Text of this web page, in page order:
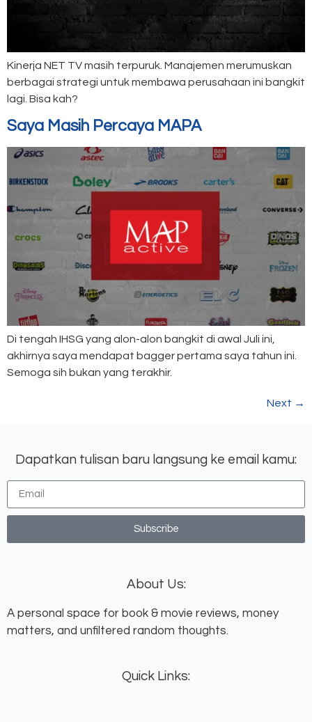
Kinerja NET TV masih terpuruk. Manajemen merumuskan
berbagai strategi untuk membawa perusahaan ini bangkit
lagi. Bisa kah?
Saya Masih Percaya MAPA
Di tengah IHSG yang alon-alon bangkit di awal Juli ini,
akhirnya saya mendapat bagger pertama saya tahun ini.
Semoga sih bukan yang terakhir.
Next →
Dapatkan tulisan baru langsung ke email kamu:
Subscribe
About Us:
A personal space for book & movie reviews, money
matters, and unfiltered random thoughts.
Quick Links: